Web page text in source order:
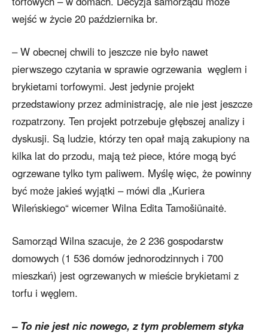
wejść w życie 20 października br.
– W obecnej chwili to jeszcze nie było nawet
pierwszego czytania w sprawie ogrzewania węglem i
brykietami torfowymi. Jest jedynie projekt
przedstawiony przez administrację, ale nie jest jeszcze
rozpatrzony. Ten projekt potrzebuje głębszej analizy i
dyskusji. Są ludzie, którzy ten opał mają zakupiony na
kilka lat do przodu, mają też piece, które mogą być
ogrzewane tylko tym paliwem. Myślę więc, że powinny
być może jakieś wyjątki – mówi dla „Kuriera
Wileńskiego“ wicemer Wilna Edita Tamošiūnaitė.
Samorząd Wilna szacuje, że 2 236 gospodarstw
domowych (1 536 domów jednorodzinnych i 700
mieszkań) jest ogrzewanych w mieście brykietami z
torfu i węglem.
– To nie jest nic nowego, z tym problemem styka